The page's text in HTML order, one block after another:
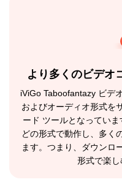
より多くのビデオ
iViGo Taboofantazy ビデ
およびオーディオ形式を
ード ツールとなってい
どの形式で動作し、多く
ます。つまり、ダウンロ
形式で楽し